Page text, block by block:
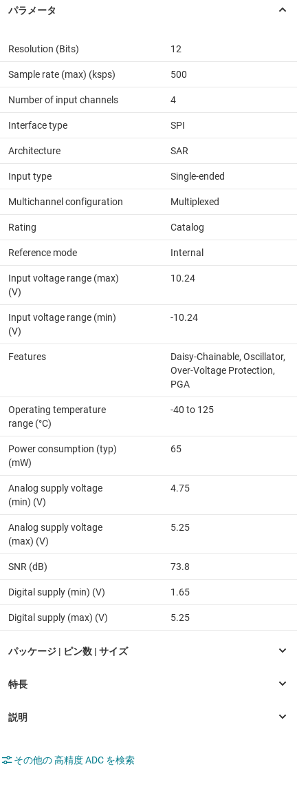
Resolution (Bits) 12
Sample rate (max) (ksps) 500
Number of input channels 4
Interface type SPI
Architecture SAR
Input type Single-ended
Multichannel configuration Multiplexed
Rating Catalog
Reference mode Internal
Input voltage range (max)
(V)
10.24
Input voltage range (min)
(V)
-10.24
Features
Daisy-Chainable, Oscillator,
Over-Voltage Protection,
PGA
Operating temperature
range (°C)
-40 to 125
Power consumption (typ)
(mW)
65
Analog supply voltage
(min) (V)
4.75
Analog supply voltage
(max) (V)
5.25
SNR (dB) 73.8
Digital supply (min) (V) 1.65
Digital supply (max) (V) 5.25
その他の 高精度 ADC を検索